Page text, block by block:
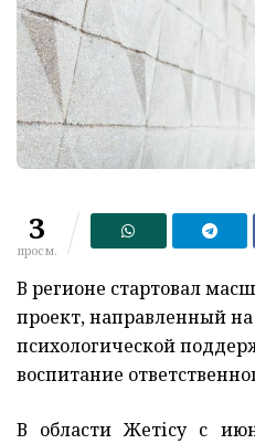
3
просм.
В регионе стартовал
проект, направленный на
психологической
воспитание
В области Жетісу с